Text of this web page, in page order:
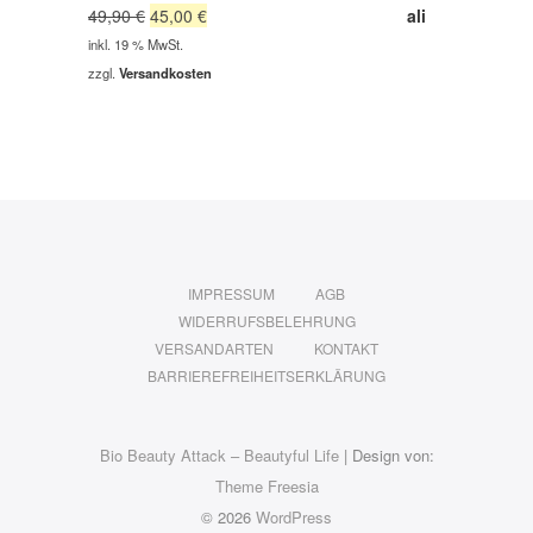
49,90€ Ursprünglicher
Preis
war:
45,00 €Aktueller
ist:
inkl. 19 % MwSt.
zzgl. Versandkosten
IMPRESSUM
AGB
WIDERRUFSBELEHRUNG
VERSANDARTEN
KONTAKT
BARRIEREFREIHEITSERKLÄRUNG
Bio Beauty Attack – Beautyful Life| Design von:
Theme Freesia
© 2026 WordPress